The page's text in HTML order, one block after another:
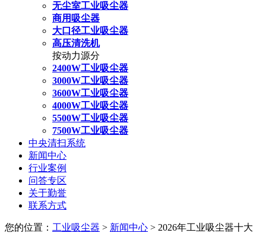
无尘室工业吸尘器
商用吸尘器
大口径工业吸尘器
高压清洗机
按动力源分
2400W工业吸尘器
3000W工业吸尘器
3600W工业吸尘器
4000W工业吸尘器
5500W工业吸尘器
7500W工业吸尘器
中央清扫系统
新闻中心
行业案例
问答专区
关于勤誉
联系方式
您的位置： 工业吸尘器 > 新闻中心 > 2026年工业吸尘器十大